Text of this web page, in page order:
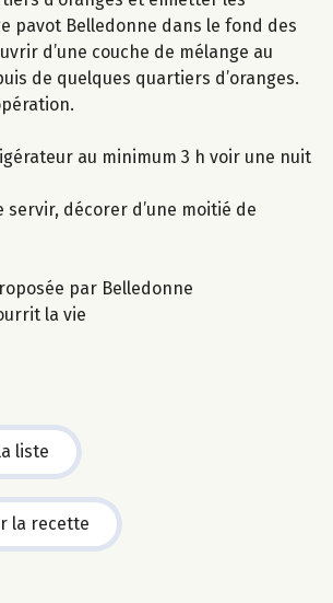
pavot Belledonne dans le fond des
d’une couche de mélange au
de quelques quartiers d’oranges.
au minimum 3 h voir une nuit
servir, décorer d’une moitié de
par Belledonne
la vie
liste
la recette